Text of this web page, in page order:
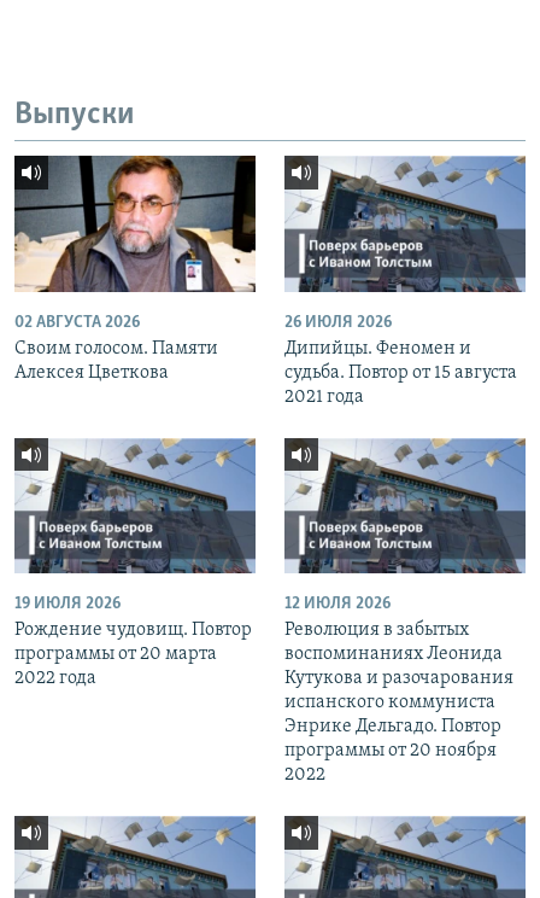
Выпуски
02 АВГУСТА 2026
Своим голосом. Памяти
Алексея Цветкова
26 ИЮЛЯ 2026
Дипийцы. Феномен и
судьба. Повтор от 15 августа
2021 года
19 ИЮЛЯ 2026
Рождение чудовищ. Повтор
программы от 20 марта
2022 года
12 ИЮЛЯ 2026
Революция в забытых
воспоминаниях Леонида
Кутукова и разочарования
испанского коммуниста
Энрике Дельгадо. Повтор
программы от 20 ноября
2022